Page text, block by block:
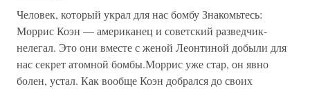
Человек, который украл для нас бомбу Знакомьтесь:
Моррис Коэн — американец и советский разведчик-
нелегал. Это они вместе с женой Леонтиной добыли для
нас секрет атомной бомбы.Моррис уже стар, он явно
болен, устал. Как вообще Коэн добрался до своих